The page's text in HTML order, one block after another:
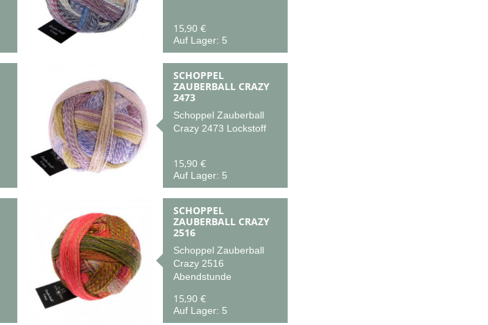
15,90 €
Auf Lager: 5
SCHOPPEL
ZAUBERBALL CRAZY
2473
Schoppel Zauberball
Crazy 2473 Lockstoff
15,90 €
Auf Lager: 5
SCHOPPEL
ZAUBERBALL CRAZY
2516
Schoppel Zauberball
Crazy 2516
Abendstunde
15,90 €
Auf Lager: 5